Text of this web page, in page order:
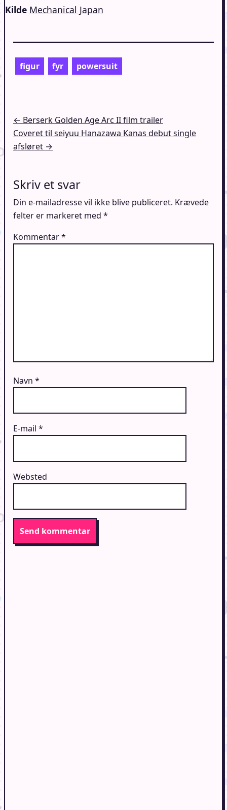
Kilde Mechanical Japan
figur fyr powersuit
Indlægsnavigation
← Berserk Golden Age Arc II film trailer
Coveret til seiyuu Hanazawa Kanas debut single
afsløret →
Skriv et svar
Din e-mailadresse vil ikke blive publiceret. Krævede
felter er markeret med *
Kommentar*
Navn *
E-mail *
Websted